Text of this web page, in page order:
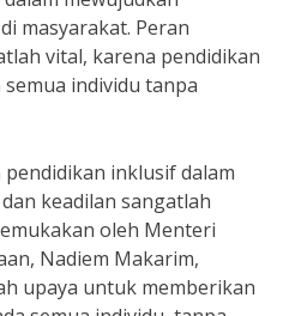
masyarakat. Peran
vital, karena pendidikan
individu tanpa
inklusif dalam
keadilan sangatlah
oleh Menteri
Nadiem Makarim,
upaya untuk memberikan